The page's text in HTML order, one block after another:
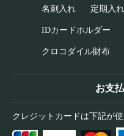
名刺入れ 定期入
IDカードホルダー
クロコダイル財布
お支
クレジットカードは下記が使